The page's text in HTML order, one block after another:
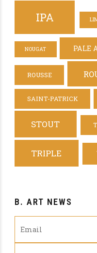
IPA
NOUGAT PALE
ROUSSE
SAINT-PATRICK
STOUT
TRIPLE
B. ART NEWS